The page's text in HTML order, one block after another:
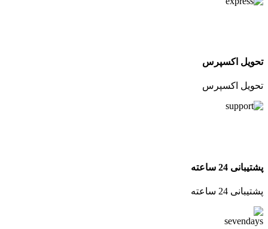
تحویل اکسپرس
تحویل اکسپرس
پشتیبانی 24 ساعته
پشتیبانی 24 ساعته